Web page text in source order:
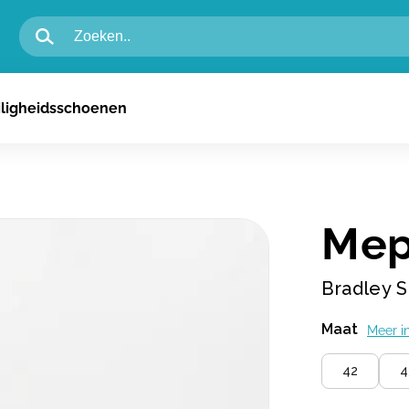
voor dames
Bradley
Maat Meer
42